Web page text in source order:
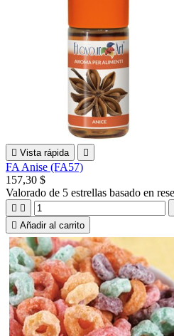
 Vista rápida 
FA Anise (FA57)
157,30 $
Valorado de 5 estrellas basado en
 
 Añadir al carrito